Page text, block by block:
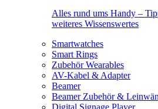
Alles rund ums Handy –
weiteres Wissenswertes
Smartwatches
Smart Rings
Zubehör Wearables
AV-Kabel & Adapter
Beamer
Beamer Zubehör &
Digital Signage Player